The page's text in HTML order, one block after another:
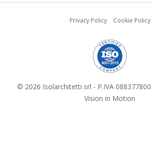
Privacy Policy Cookie Policy
© 2026 Isolarchitetti srl - P.IVA
Vision in Motion